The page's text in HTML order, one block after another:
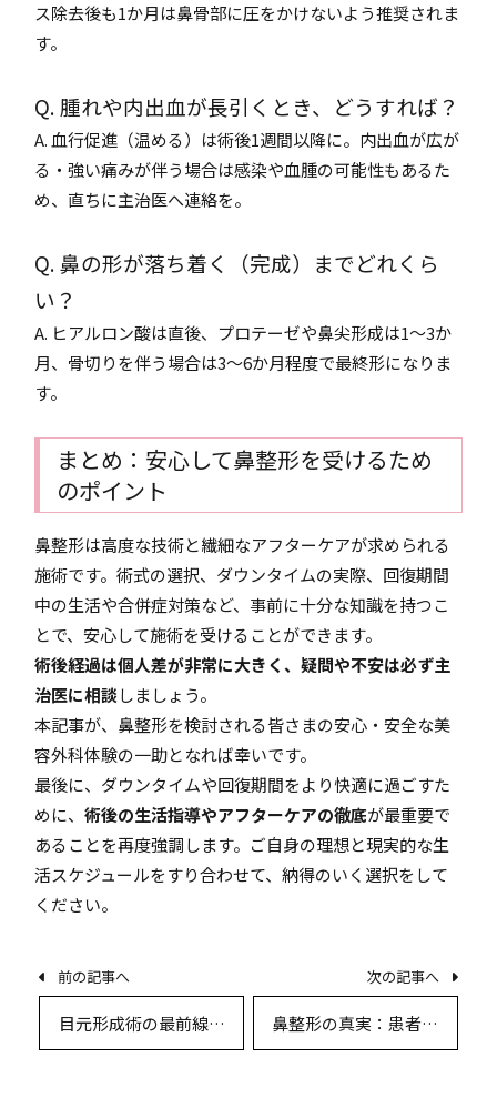
ス除去後も1か月は鼻骨部に圧をかけないよう推奨されま
す。
Q. 腫れや内出血が長引くとき、どうすれば？
A. 血行促進（温める）は術後1週間以降に。内出血が広が
る・強い痛みが伴う場合は感染や血腫の可能性もあるた
め、直ちに主治医へ連絡を。
Q. 鼻の形が落ち着く（完成）までどれくら
い？
A. ヒアルロン酸は直後、プロテーゼや鼻尖形成は1～3か
月、骨切りを伴う場合は3～6か月程度で最終形になりま
す。
まとめ：安心して鼻整形を受けるため
のポイント
鼻整形は高度な技術と繊細なアフターケアが求められる
施術です。術式の選択、ダウンタイムの実際、回復期間
中の生活や合併症対策など、事前に十分な知識を持つこ
とで、安心して施術を受けることができます。
術後経過は個人差が非常に大きく、疑問や不安は必ず主
治医に相談しましょう。
本記事が、鼻整形を検討される皆さまの安心・安全な美
容外科体験の一助となれば幸いです。
最後に、ダウンタイムや回復期間をより快適に過ごすた
めに、術後の生活指導やアフターケアの徹底が最重要で
あることを再度強調します。ご自身の理想と現実的な生
活スケジュールをすり合わせて、納得のいく選択をして
ください。
前の記事へ
目元形成術の最前線：
最新術式の比較とデザ
次の記事へ
鼻整形の真実：患者体
験談とQ&Aでわかる施